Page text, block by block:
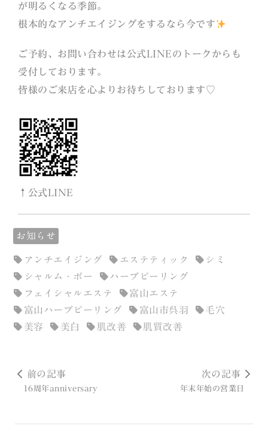
が明るくなる季節。
根本的なアンチエイジングをするなら今です
ご予約、お問い合わせは公式LINEのトークからも
受付しております。
皆様のご来店を心よりお待ちしております♡
↑公式LINE
お知らせ
アンチエイジング エステティック
シミ
シャルム・ボー
ハーブピーリング
フェイシャルエステ
富山エステ
富山ハーブピーリング
富山市呉羽
毛穴
美容
美白 肌改善 肌質改善
前の記事
16周年anniversary
次の記事
年末年始の営業日